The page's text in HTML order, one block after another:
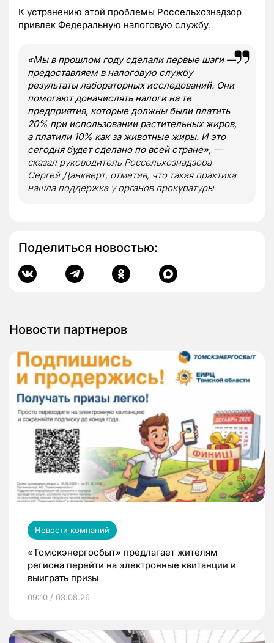
К устранению этой проблемы Россельхознадзор
привлек Федеральную налоговую службу.
«Мы в прошлом году сделали первые шаги —
предоставляем в налоговую службу
результаты лабораторных исследований. Они
помогают доначислять налоги на те
предприятия, которые должны были платить
20% при использовании растительных жиров,
а платили 10% как за животные жиры. И это
сегодня будет сделано по всей стране», —
сказал руководитель Россельхознадзора
Сергей Данкверт, отметив, что такая практика
нашла поддержка у органов прокуратуры.
Поделиться новостью:
Новости партнеров
Новости компаний
«Томскэнергосбыт» предлагает жителям
региона перейти на электронные квитанции и
выиграть призы
09:10 / 03.08.26